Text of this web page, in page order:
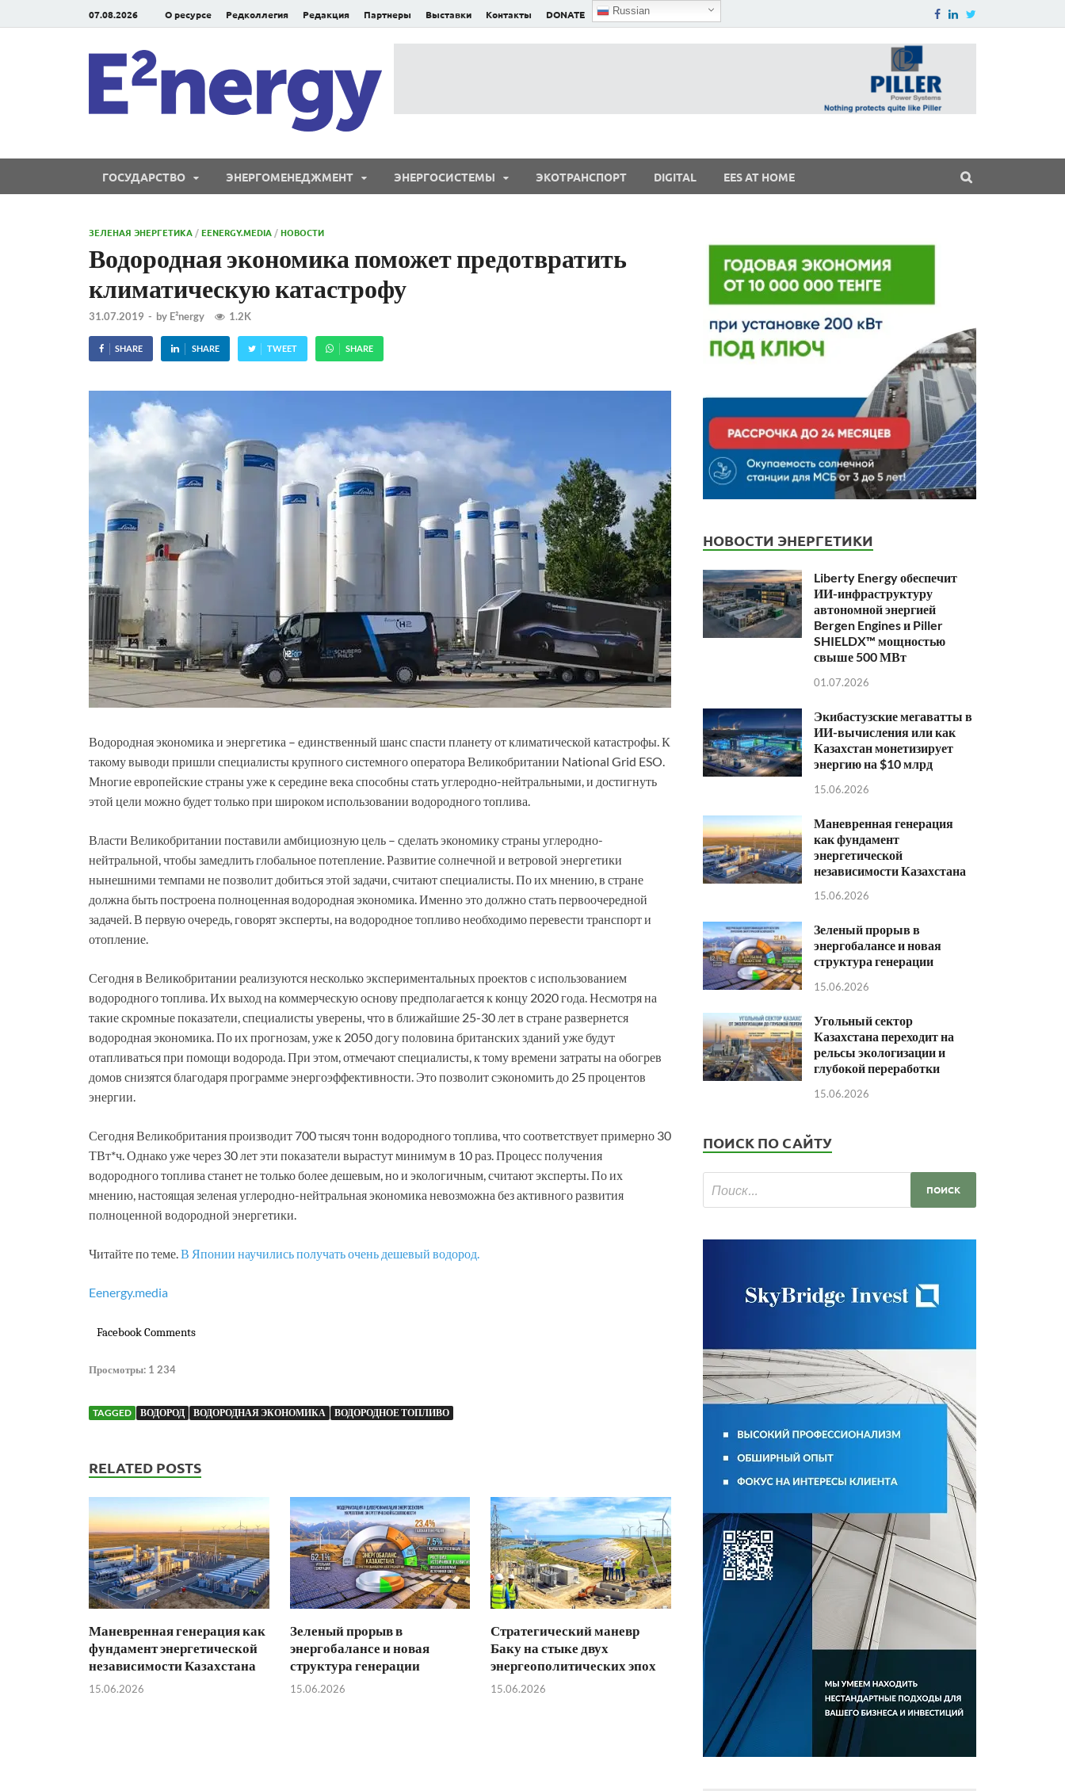
07.08.2026 О ресурсе Редколлегия Редакция Партнеры Выставки Контакты DONATE Russian
ГОСУДАРСТВО ЭНЕРГОМЕНЕДЖМЕНТ ЭНЕРГОСИСТЕМЫ ЭКОТРАНСПОРТ DIGITAL EES AT HOME
ЗЕЛЕНАЯ ЭНЕРГЕТИКА /EENERGY.MEDIA /НОВОСТИ
Водородная экономика поможет предотвратить
климатическую катастрофу
31.07.2019 - by E²nergy 1.2K
SHARE SHARE TWEET SHARE
Водородная экономика и энергетика – единственный шанс спасти планету от климатической катастрофы. К
такому выводи пришли специалисты крупного системного оператора Великобритании National Grid ESO.
Многие европейские страны уже к середине века способны стать углеродно-нейтральными, и достигнуть
этой цели можно будет только при широком использовании водородного топлива.
Власти Великобритании поставили амбициозную цель – сделать экономику страны углеродно-
нейтральной, чтобы замедлить глобальное потепление. Развитие солнечной и ветровой энергетики
нынешними темпами не позволит добиться этой задачи, считают специалисты. По их мнению, в стране
должна быть построена полноценная водородная экономика. Именно это должно стать первоочередной
задачей. В первую очередь, говорят эксперты, на водородное топливо необходимо перевести транспорт и
отопление.
Сегодня в Великобритании реализуются несколько экспериментальных проектов с использованием
водородного топлива. Их выход на коммерческую основу предполагается к концу 2020 года. Несмотря на
такие скромные показатели, специалисты уверены, что в ближайшие 25-30 лет в стране развернется
водородная экономика. По их прогнозам, уже к 2050 догу половина британских зданий уже будут
отапливаться при помощи водорода. При этом, отмечают специалисты, к тому времени затраты на обогрев
домов снизятся благодаря программе энергоэффективности. Это позволит сэкономить до 25 процентов
энергии.
Сегодня Великобритания производит 700 тысяч тонн водородного топлива, что соответствует примерно 30
ТВт*ч. Однако уже через 30 лет эти показатели вырастут минимум в 10 раз. Процесс получения
водородного топлива станет не только более дешевым, но и экологичным, считают эксперты. По их
мнению, настоящая зеленая углеродно-нейтральная экономика невозможна без активного развития
полноценной водородной энергетики.
Читайте по теме.В Японии научились получать очень дешевый водород.
Eenergy.media
Facebook Comments
Просмотры: 1 234
TAGGED ВОДОРОД ВОДОРОДНАЯ ЭКОНОМИКА ВОДОРОДНОЕ ТОПЛИВО
RELATED POSTS
Маневренная генерация как
фундамент энергетической
независимости Казахстана
15.06.2026
Зеленый прорыв в
энергобалансе и новая
структура генерации
15.06.2026
Стратегический маневр
Баку на стыке двух
энергеополитических эпох
15.06.2026
НОВОСТИ ЭНЕРГЕТИКИ
Liberty Energy обеспечит
ИИ-инфраструктуру
автономной энергией
Bergen Engines и Piller
SHIELDX™ мощностью
свыше 500 МВт
01.07.2026
Экибастузские мегаватты в
ИИ-вычисления или как
Казахстан монетизирует
энергию на $10 млрд
15.06.2026
Маневренная генерация
как фундамент
энергетической
независимости Казахстана
15.06.2026
Зеленый прорыв в
энергобалансе и новая
структура генерации
15.06.2026
Угольный сектор
Казахстана переходит на
рельсы экологизации и
глубокой переработки
15.06.2026
ПОИСК ПО САЙТУ